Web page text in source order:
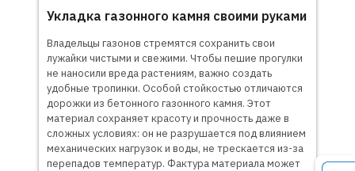
Укладка газонного камня своими руками
Владельцы газонов стремятся сохранить свои
лужайки чистыми и свежими. Чтобы пешие прогулки
не наносили вреда растениям, важно создать
удобные тропинки. Особой стойкостью отличаются
дорожки из бетонного газонного камня. Этот
материал сохраняет красоту и прочность даже в
сложных условиях: он не разрушается под влиянием
механических нагрузок и воды, не трескается из-за
перепадов температур. Фактура материала может